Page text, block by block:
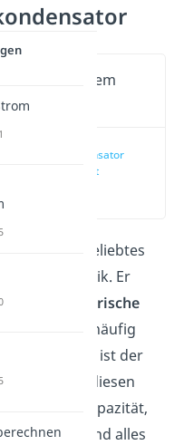
Inhalte in diesem
Plattenkondensator
einfach erklärt
ist ein beliebtes
Elektrotechnik. Er
dazu,
elektrische
Ein häufig
Kondensator ist der
. Für diesen
dir hier die Kapazität,
Feld und alles